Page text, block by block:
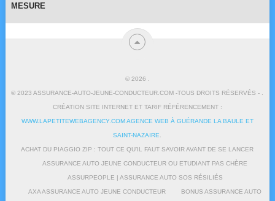
MESURE
© 2026
© 2023 ASSURANCE-AUTO-JEUNE-CONDUCTEUR.COM -TOUS DROITS RÉSERVÉS - .
CRÉATION SITE INTERNET ET TARIF RÉFÉRENCEMENT :
WWW.LAPETITEWEBAGENCY.COM AGENCE WEB À GUÉRANDE LA BAULE ET
SAINT-NAZAIRE
ACHAT DU PIAGGIO ZIP : TOUT CE QU’IL FAUT SAVOIR AVANT DE SE LANCER
ASSURANCE AUTO JEUNE CONDUCTEUR OU ETUDIANT PAS CHÈRE
ASSURPEOPLE | ASSURANCE AUTO SOS RÉSILIÉS
AXA ASSURANCE AUTO JEUNE CONDUCTEUR BONUS ASSURANCE AUTO